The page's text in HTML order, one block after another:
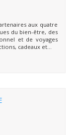
aux quatre
du bien-être, des
et de voyages
cadeaux et...